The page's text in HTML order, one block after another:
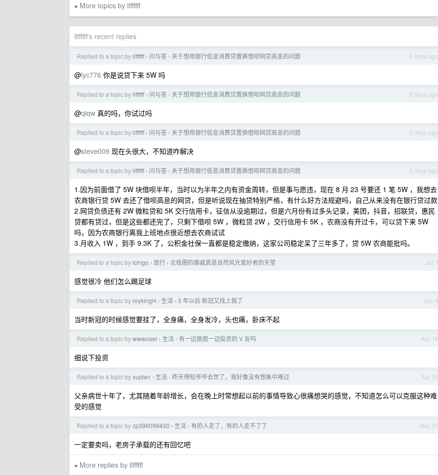
» More topics by llffffff
llffffff's recent replies
3 days ago
Replied to a topic by llffffff › 问与答 › 关于想用银行低息消费贷置换借呗网贷高息的问题
@lyc776 你是说贷下来 5W 吗
3 days ago
Replied to a topic by llffffff › 问与答 › 关于想用银行低息消费贷置换借呗网贷高息的问题
@qiqw 真的吗，你试过吗
3 days ago
Replied to a topic by llffffff › 问与答 › 关于想用银行低息消费贷置换借呗网贷高息的问题
@steve009 现在头很大，不知道咋解决
3 days ago
Replied to a topic by llffffff › 问与答 › 关于想用银行低息消费贷置换借呗网贷高息的问题
1.因为前面借了 5W 块借呗半年，当时以为半年之内有资金周转，但是事与愿违，现在 8 月 23 号要还 1 笔 5W ，我想去
农商银行贷 5W 去还了借呗高息的网贷，但是听说现在抽贷特别严格，有什么好方法规避吗，自己从来没有在银行贷过款
2.网贷负债还有 2W 微粒贷和 5K 交行信用卡，征信从没逾期过，但是六月份有过多头记录，美团，抖音，招联贷，惠民
贷都有贷过，但是这些都还完了，只剩下借呗 5W ，微粒贷 2W ，交行信用卡 5K ，农商没有开过卡，可以贷下来 5W
吗，因为农商银行离我上班地点很近想去农商试试
3.月收入 1W ，到手 9.3K 了，公积金社保一直都是稳定缴纳，这家公司稳定呆了三年多了，贷 5W 农商能批吗。
Jul 7
Replied to a topic byichigo › 旅行 › 北极圈的挪威真是自然风光爱好者的天堂
感觉很冷 他们怎么踢足球
Jun 9
Replied to a topic by roykingH › 生活 › 3 年以后 新冠又找上我了
当时新冠的时候感觉要挂了，全身痛，全身发冷，头也痛，卧床不起
Apr 18
Replied to a topic bywwwuser › 生活 › 有一边旅居一边投资的 V 友吗
细说下投资
Apr 10
Replied to a topic byxujdan › 生活 › 昨天得知爷爷去世了，我好像没有想象中难过
父亲病世十年了，尤其随着年龄增长，会在晚上时常想起以前的事情导致心很痛想哭的感觉，不知道怎么可以克服这种难
受的感觉
Mar 25
Replied to a topic byzp396099430 › 生活 › 有的人走了，有的人走不了了
一定要卖吗，老房子承载的还有回忆吧
» More replies by llffffff